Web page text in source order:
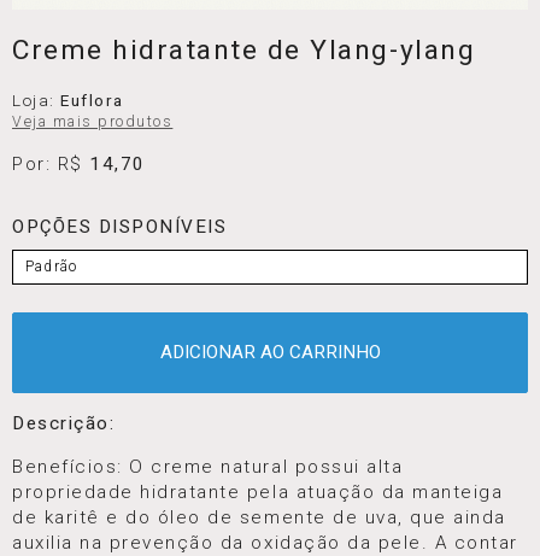
Creme hidratante de Ylang-ylang
Loja:Euflora
Veja mais produtos
Por: R$ 14,70
OPÇÕES DISPONÍVEIS
Padrão
ADICIONAR AO CARRINHO
Descrição:
Benefícios: O creme natural possui alta
propriedade hidratante pela atuação da manteiga
de karitê e do óleo de semente de uva, que ainda
auxilia na prevenção da oxidação da pele. A contar